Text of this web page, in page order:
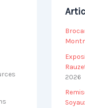
r
i
e
s
2026